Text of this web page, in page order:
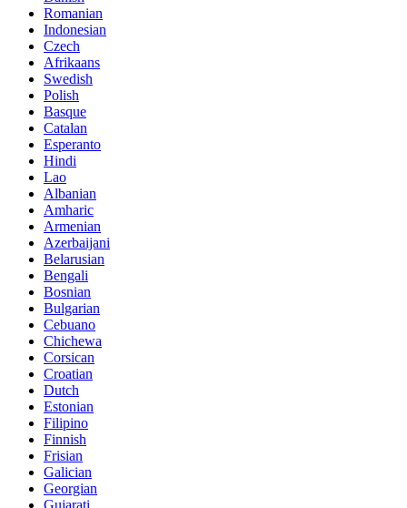
Romanian
Indonesian
Czech
Afrikaans
Swedish
Polish
Basque
Catalan
Esperanto
Hindi
Lao
Albanian
Amharic
Armenian
Azerbaijani
Belarusian
Bengali
Bosnian
Bulgarian
Cebuano
Chichewa
Corsican
Croatian
Dutch
Estonian
Filipino
Finnish
Frisian
Galician
Georgian